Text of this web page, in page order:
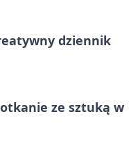
dziennik
ze sztuką w